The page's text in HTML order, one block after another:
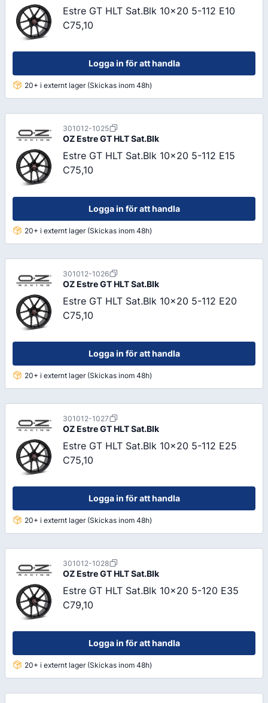
Estre GT HLT Sat.Blk 10x20 5-112 E10
C75,10
Logga in för att handla
20+ i externt lager (Skickas inom 48h)
301012-1025
OZ Estre GT HLT Sat.Blk
Estre GT HLT Sat.Blk 10x20 5-112 E15
C75,10
Logga in för att handla
20+ i externt lager (Skickas inom 48h)
301012-1026
OZEstre GT HLT Sat.Blk
Estre GT HLT Sat.Blk 10x20 5-112 E20
C75,10
Logga in för att handla
20+ i externt lager (Skickas inom 48h)
301012-1027
OZEstre GT HLT Sat.Blk
Estre GT HLT Sat.Blk 10x20 5-112 E25
C75,10
Logga in för att handla
20+ i externt lager (Skickas inom 48h)
301012-1028
OZEstre GT HLT Sat.Blk
Estre GT HLT Sat.Blk 10x20 5-120 E35
C79,10
Logga in för att handla
20+ i externt lager (Skickas inom 48h)